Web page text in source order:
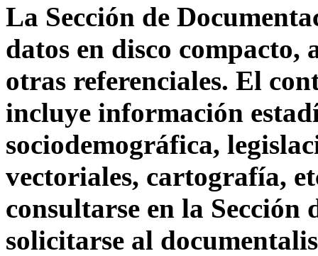
La Sección de
datos en disco compacto,
otras referenciales. El
incluye información
sociodemográfica,
vectoriales, cartografía,
consultarse en la Sección
solicitarse al